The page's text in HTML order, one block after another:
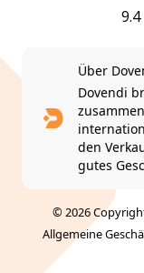
9.4
Über
Dovendi
den
gutes
© 2026
Allgemeine